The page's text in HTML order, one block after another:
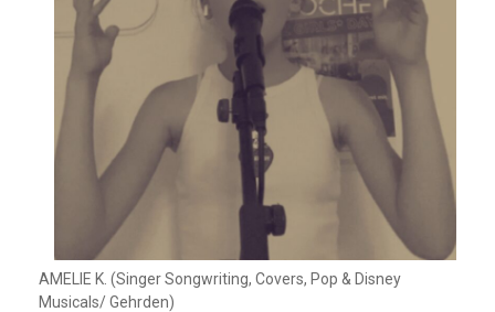
AMELIE K. (Singer Songwriting, Covers, Pop & Disney
Musicals/ Gehrden)